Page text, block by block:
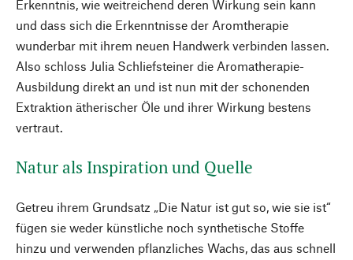
Erkenntnis, wie weitreichend deren Wirkung sein kann
und dass sich die Erkenntnisse der Aromtherapie
wunderbar mit ihrem neuen Handwerk verbinden lassen.
Also schloss Julia Schliefsteiner die Aromatherapie-
Ausbildung direkt an und ist nun mit der schonenden
Extraktion ätherischer Öle und ihrer Wirkung bestens
vertraut.
Natur als Inspiration und Quelle
Getreu ihrem Grundsatz „Die Natur ist gut so, wie sie ist“
fügen sie weder künstliche noch synthetische Stoffe
hinzu und verwenden pflanzliches Wachs, das aus schnell